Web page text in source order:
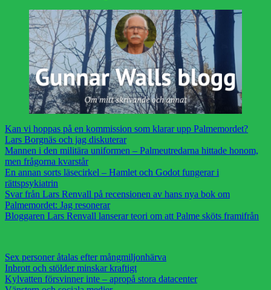
Kan vi hoppas på en kommission som klarar upp Palmemordet?
Lars Borgnäs och jag diskuterar
Mannen i den militära uniformen – Palmeutredarna hittade honom,
men frågorna kvarstår
En annan sorts läsecirkel – Hamlet och Godot fungerar i
rättspsykiatrin
Svar från Lars Renvall på recensionen av hans nya bok om
Palmemordet: Jag resonerar
Bloggaren Lars Renvall lanserar teori om att Palme sköts framifrån
Sex personer åtalas efter mångmiljonhärva
Inbrott och stölder minskar kraftigt
Kylvatten försvinner inte – apropå stora datacenter